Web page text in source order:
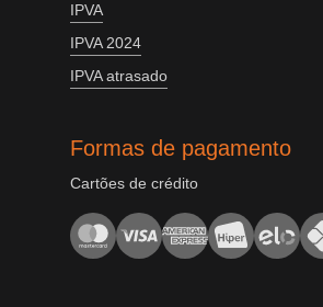
IPVA
IPVA 2024
IPVA atrasado
Formas de pagamento
Cartões de crédito